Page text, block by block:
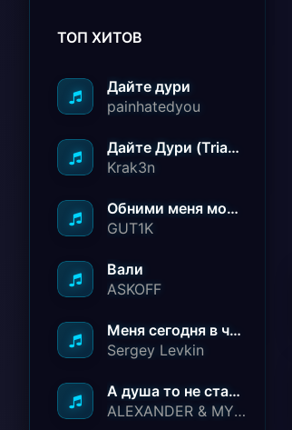
ТОП ХИТОВ
Дайте дури
painhatedyou
Дайте Дури (Triad Remix)
Krak3n
Обними меня молча ничего не говори
GUT1K
Вали
ASKOFF
Меня сегодня в чёрный список занесли
Sergey Levkin
А душа то не стареет
ALEXANDER & MY FAMILY